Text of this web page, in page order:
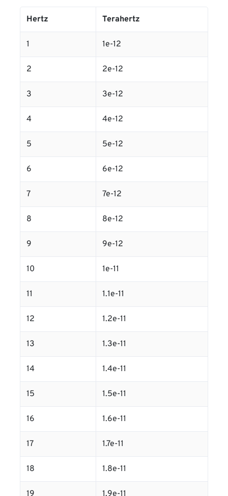
Hertz Terahertz
1 1e-12
2 2e-12
3 3e-12
4 4e-12
5 5e-12
6 6e-12
7 7e-12
8 8e-12
9 9e-12
10 1e-11
11 1.1e-11
12 1.2e-11
13 1.3e-11
14 1.4e-11
15 1.5e-11
16 1.6e-11
17 1.7e-11
18 1.8e-11
19 1.9e-11